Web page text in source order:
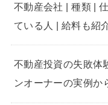
不動産会社 | 種類 |
ている人 | 給料も紹
不動産投資の失敗体
ンオーナーの実例か